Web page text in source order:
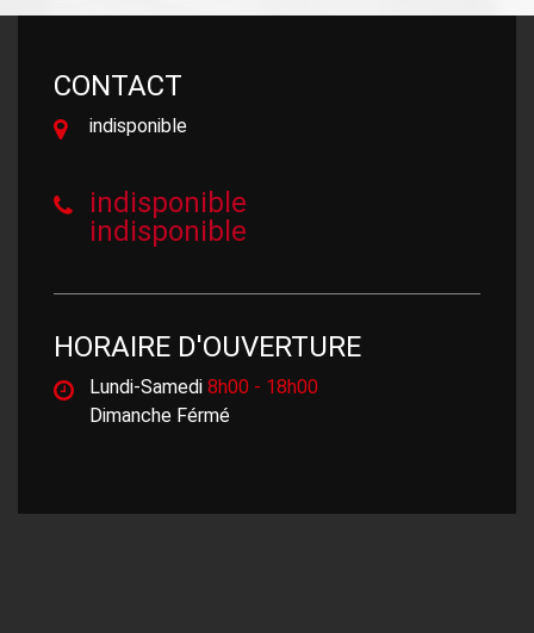
CONTACT
indisponible
indisponible
indisponible
HORAIRE D'OUVERTURE
Lundi-Samedi 8h00 - 18h00
Dimanche Férmé